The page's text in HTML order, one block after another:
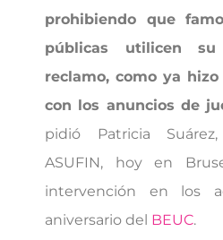
prohibiendo que
públicas utilicen
reclamo, como ya
con los anuncios de
pidió Patricia
ASUFIN, hoy en
intervención en los
aniversario del BEUC.